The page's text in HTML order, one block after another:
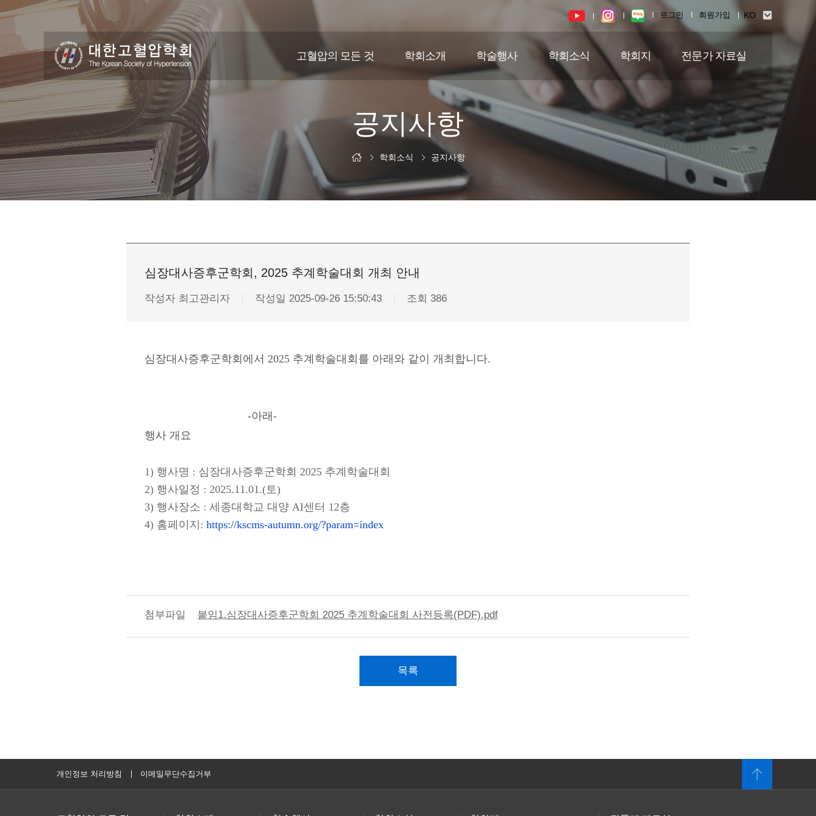
로그인 회원가입
고혈압의 모든 것 학회소개 학술행사 학회소식 학회지 전문가 자료실
공지사항
학회소식 공지사항
심장대사증후군학회, 2025 추계학술대회 개최 안내
작성자 최고관리자 작성일 2025-09-26 15:50:43 조회 386
심장대사증후군학회 에서 2025 추계학술대회를 아래와 같이 개최합니다.
-아래-
행사 개요
1) 행사명 : 심장대사증후군학회 2025 추계학술대회
2) 행사일정 : 2025.11.01.(토)
3) 행사장소 : 세종대학교 대양 AI센터 12층
4) 홈페이지 : https://kscms-autumn.org/?param=index
첨부파일 붙임1.심장대사증후군학회 2025 추계학술대회 사전등록(PDF).pdf
목록
개인정보 처리방침 이메일무단수집거부